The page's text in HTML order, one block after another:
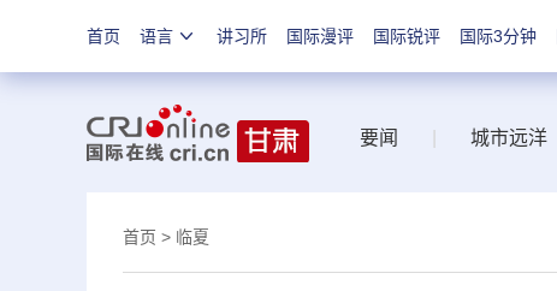
首页 语言 讲习所 国际漫评 国际锐评 国际3分钟
要闻 城市远洋
首页 > 临夏